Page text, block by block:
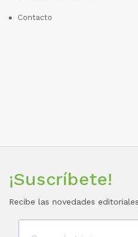
Contacto
¡Suscríbete!
Recibe las novedades